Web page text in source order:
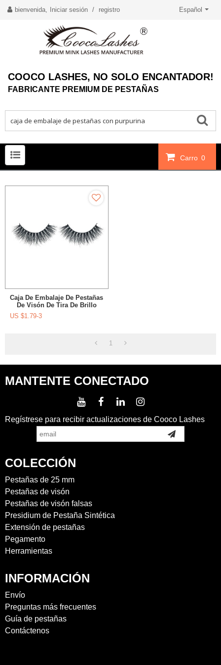
bienvenida, Iniciar sesión / registro Español
COOCO LASHES, NO SOLO ENCANTADOR!
FABRICANTE PREMIUM DE PESTAÑAS
Carro 0
Caja De Embalaje De Pestañas
De Visón De Tira De Brillo
Dramático Glamoroso
US $1.79-3
1
MANTENTE CONECTADO
Regístrese para recibir actualizaciones de Cooco Lashes
COLECCIÓN
Pestañas de 25 mm
Pestañas de visón
Pestañas de visón falsas
Presidium de Pestaña Sintética
Extensión de pestañas
Pegamento
Herramientas
INFORMACIÓN
Envío
Preguntas más frecuentes
Guía de pestañas
Contáctenos